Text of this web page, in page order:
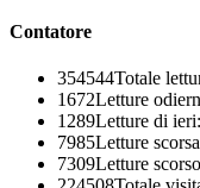
Contatore
354544Totale
1672Letture
1289Letture di ieri:
7985Letture
7309Letture